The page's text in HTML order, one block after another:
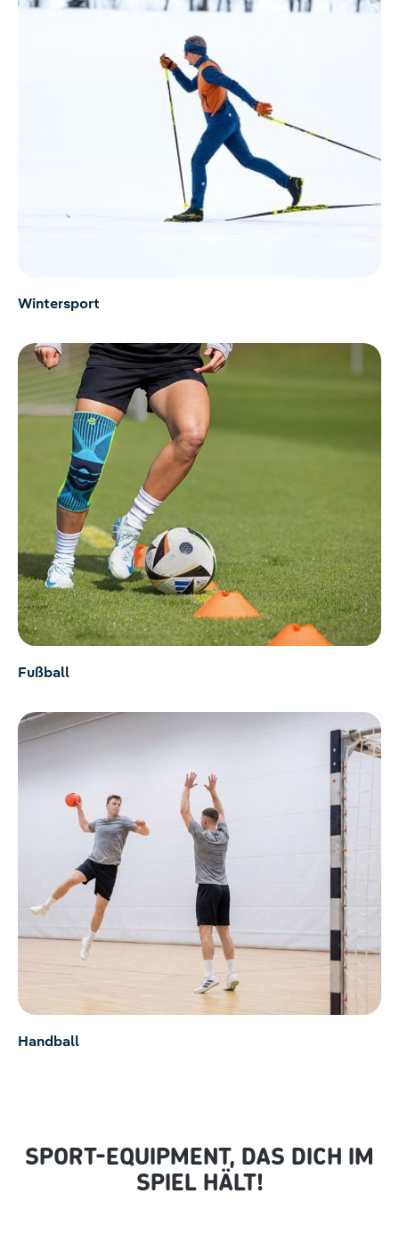
Wintersport
Fußball
Handball
SPORT-EQUIPMENT, DAS DICH IM
SPIEL HÄLT!